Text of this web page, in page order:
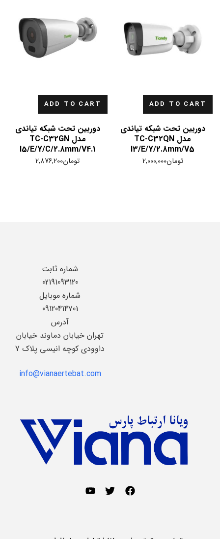
ADD TO CART
دوربین تحت شبکه تیاندی
مدل TC-C32QN
I3/E/Y/2.8mm/V5
تومان2,000,000
ADD TO CART
دوربین تحت شبکه تیاندی
مدل TC-C32GN
I5/E/Y/C/2.8mm/V4.1
تومان2,876,200
شماره ثابت
02191093120
شماره موبایل
09120414701
آدرس
تهران خیابان دماوند خیابان
داوودی کوچه انیسی پلاک 7
info@vianaertebat.com